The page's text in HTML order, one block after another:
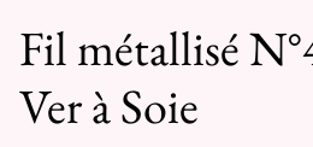
Fil métallisé
Ver à Soie